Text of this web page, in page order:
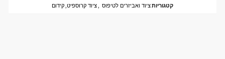
קטגוריותציוד ואביזרים לטיפוס ,ציוד קרוספיט,קידום